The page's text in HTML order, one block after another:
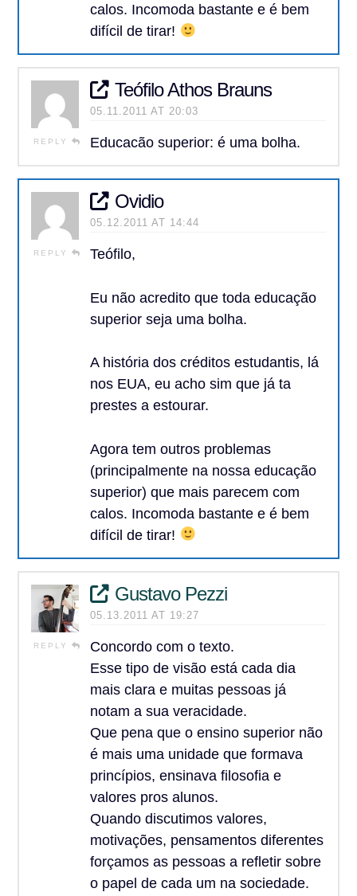
calos. Incomoda bastante e é bem
difícil de tirar!
REPLY
Teófilo Athos Brauns
05.11.2011 AT 20:03
Educacão superior: é uma bolha.
REPLY
Ovidio
05.12.2011 AT 14:44
Teófilo,
Eu não acredito que toda educação
superior seja uma bolha.
A história dos créditos estudantis, lá
nos EUA, eu acho sim que já ta
prestes a estourar.
Agora tem outros problemas
(principalmente na nossa educação
superior) que mais parecem com
calos. Incomoda bastante e é bem
difícil de tirar!
REPLY
Gustavo Pezzi
05.13.2011 AT 19:27
Concordo com o texto.
Esse tipo de visão está cada dia
mais clara e muitas pessoas já
notam a sua veracidade.
Que pena que o ensino superior não
é mais uma unidade que formava
princípios, ensinava filosofia e
valores pros alunos.
Quando discutimos valores,
motivações, pensamentos diferentes
forçamos as pessoas a refletir sobre
o papel de cada um na sociedade.